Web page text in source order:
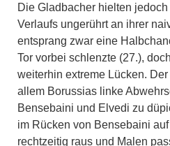
Die Gladbacher hielten
Verlaufs ungerührt an ihrer
entsprang zwar eine
Tor vorbei schlenzte (27.),
weiterhin extreme Lücken.
allem Borussias linke
Bensebaini und Elvedi zu
im Rücken von Bensebaini
rechtzeitig raus und Malen